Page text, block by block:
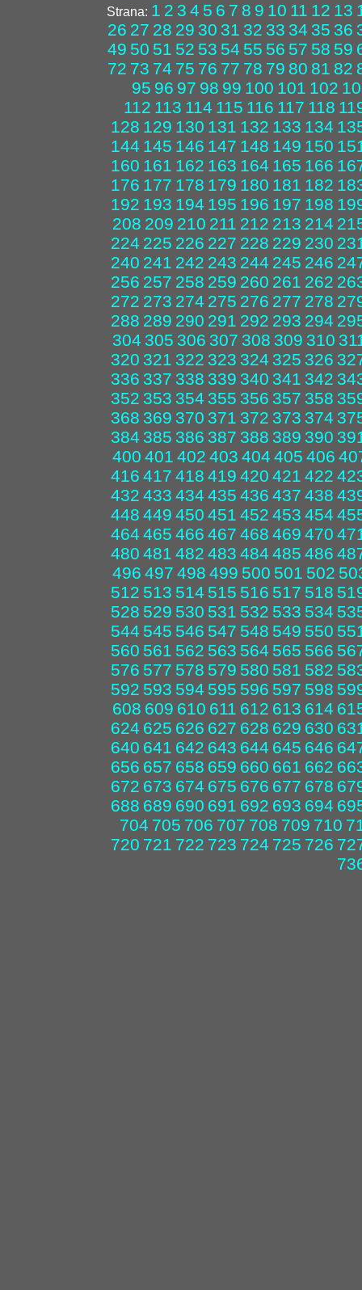
Strana: 1 2 3 4 5 6 7 8 9 10 11 12 13
26 27 28 29 30 31 32 33 34 35 36
49 50 51 52 53 54 55 56 57 58 59
72 73 74 75 76 77 78 79 80 81 82
95 96 97 98 99 100 101 102
112 113 114 115 116 117 118
128 129 130 131 132 133 134
144 145 146 147 148 149 150
160 161 162 163 164 165 166
176 177 178 179 180 181 182
192 193 194 195 196 197 198
208 209 210 211 212 213 214
224 225 226 227 228 229 230
240 241 242 243 244 245 246
256 257 258 259 260 261 262
272 273 274 275 276 277 278
288 289 290 291 292 293 294
304 305 306 307 308 309 310
320 321 322 323 324 325 326
336 337 338 339 340 341 342
352 353 354 355 356 357 358
368 369 370 371 372 373 374
384 385 386 387 388 389 390
400 401 402 403 404 405 406
416 417 418 419 420 421 422
432 433 434 435 436 437 438
448 449 450 451 452 453 454
464 465 466 467 468 469 470
480 481 482 483 484 485 486
496 497 498 499 500 501 502
512 513 514 515 516 517 518
528 529 530 531 532 533 534
544 545 546 547 548 549 550
560 561 562 563 564 565 566
576 577 578 579 580 581 582
592 593 594 595 596 597 598
608 609 610 611 612 613 614
624 625 626 627 628 629 630
640 641 642 643 644 645 646
656 657 658 659 660 661 662
672 673 674 675 676 677 678
688 689 690 691 692 693 694
704 705 706 707 708 709 710
720 721 722 723 724 725 726